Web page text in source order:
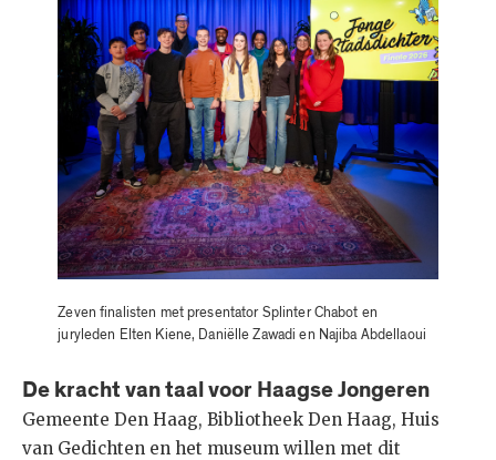
Zeven finalisten met presentator Splinter Chabot en
juryleden Elten Kiene, Daniëlle Zawadi en Najiba Abdellaoui
De kracht van taal voor Haagse Jongeren
Gemeente Den Haag, Bibliotheek Den Haag, Huis
van Gedichten en het museum willen met dit